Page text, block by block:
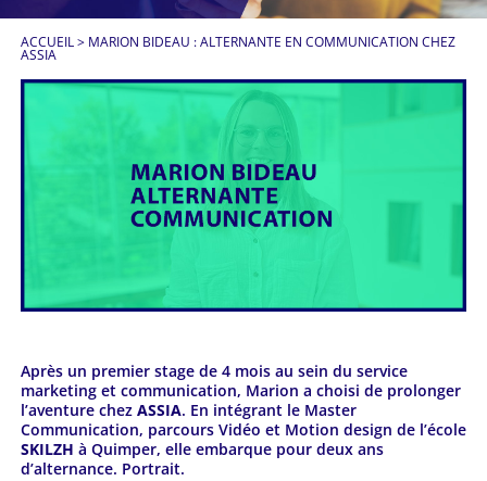
ACCUEIL> MARION BIDEAU : ALTERNANTE EN COMMUNICATION CHEZ
ASSIA
Après un premier stage de 4 mois au sein du service
marketing et communication, Marion a choisi de prolonger
l’aventure chez ASSIA. En intégrant le Master
Communication, parcours Vidéo et Motion design de l’école
SKILZH à Quimper, elle embarque pour deux ans
d’alternance. Portrait.